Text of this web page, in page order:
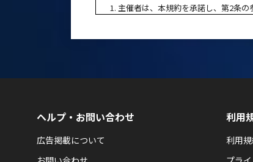
主催者は、本規約を承諾し、第2条
主催者と参加希望者間の本イベント
参加希望者及びこれに関連する第三者
ヘルプ・お問い合わせ
広告掲載について
利用
利用